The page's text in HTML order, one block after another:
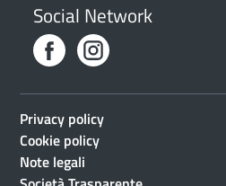
Social Network
Privacy policy
Cookie policy
Note legali